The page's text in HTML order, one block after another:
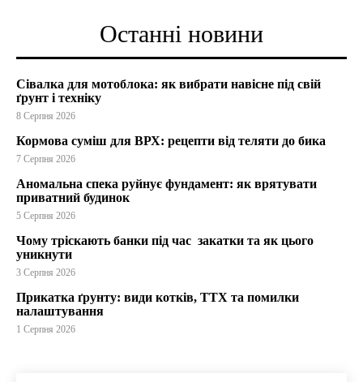
Останні новини
Сівалка для мотоблока: як вибрати навісне під свій
ґрунт і техніку
8 Серпня 2026
Кормова суміш для ВРХ: рецепти від теляти до бика
7 Серпня 2026
Аномальна спека руйнує фундамент: як врятувати
приватний будинок
5 Серпня 2026
Чому тріскають банки під час закатки та як цього
уникнути
3 Серпня 2026
Прикатка ґрунту: види котків, ТТХ та помилки
налаштування
1 Серпня 2026